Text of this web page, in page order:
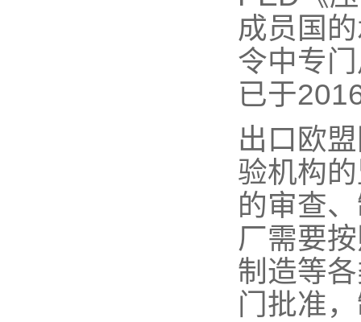
成员国
令中专
已于
出口欧
验机构
的审查
厂需要
制造等
门批准